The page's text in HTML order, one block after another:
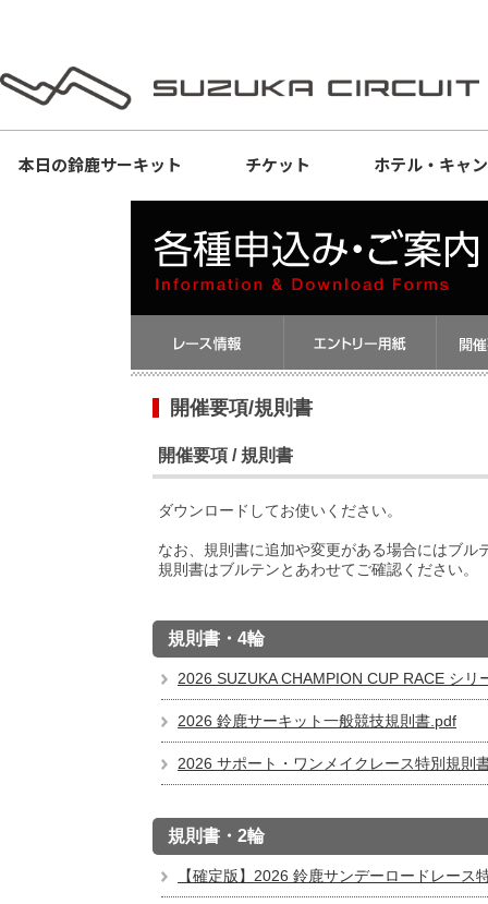
本日の鈴鹿サーキット チケット ホテル・キャ
開催要項/規則書
開催要項 / 規則書
ダウンロードしてお使いください。
なお、規則書に追加や変更がある場合にはブル
規則書はブルテンとあわせてご確認ください。
規則書・4輪
2026 SUZUKA CHAMPION CUP RACE シリ
2026 鈴鹿サーキット一般競技規則書.pdf
2026 サポート・ワンメイクレース特別規則
規則書・2輪
【確定版】2026 鈴鹿サンデーロードレース